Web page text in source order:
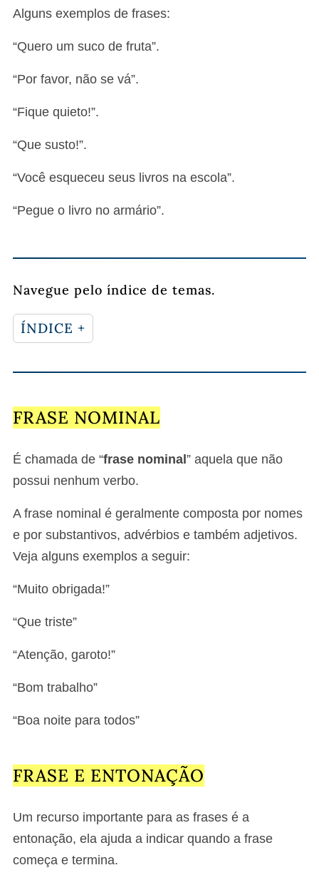
Alguns exemplos de frases:
“Quero um suco de fruta”.
“Por favor, não se vá”.
“Fique quieto!”.
“Que susto!”.
“Você esqueceu seus livros na escola”.
“Pegue o livro no armário”.
Navegue pelo índice de temas.
ÍNDICE +
FRASE NOMINAL
É chamada de “frase nominal” aquela que não
possui nenhum verbo.
A frase nominal é geralmente composta por nomes
e por substantivos, advérbios e também adjetivos.
Veja alguns exemplos a seguir:
“Muito obrigada!”
“Que triste”
“Atenção, garoto!”
“Bom trabalho”
“Boa noite para todos”
FRASE E ENTONAÇÃO
Um recurso importante para as frases é a
entonação, ela ajuda a indicar quando a frase
começa e termina.